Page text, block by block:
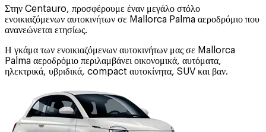
Στην Centauro, προσφέρουμε έναν μεγάλο στόλο
ενοικιαζόμενων αυτοκινήτων σε Mallorca Palma αεροδρόμιο που
ανανεώνεται ετησίως.
Η γκάμα των ενοικιαζόμενων αυτοκινήτων μας σε Mallorca
Palma αεροδρόμιο περιλαμβάνει οικονομικά, αυτόματα,
ηλεκτρικά, υβριδικά, compact αυτοκίνητα, SUV και βαν.